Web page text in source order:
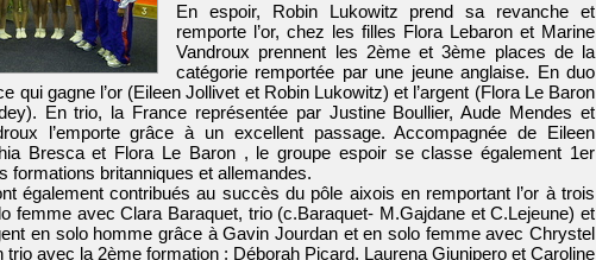
En espoir, Robin Lukowitz prend sa revanche et
remporte l’or, chez les filles Flora Lebaron et Marine
Vandroux prennent les 2ème et 3ème places de la
catégorie remportée par une jeune anglaise. En duo
qui gagne l’or (Eileen Jollivet et Robin Lukowitz) et l’argent (Flora Le Baron
En trio, la France représentée par Justine Boullier, Aude Mendes et
l’emporte grâce à un excellent passage. Accompagnée de Eileen
Bresca et Flora Le Baron , le groupe espoir se classe également 1er
formations britanniques et allemandes.
également contribués au succès du pôle aixois en remportant l’or à trois
femme avec Clara Baraquet, trio (c.Baraquet- M.Gajdane et C.Lejeune) et
en solo homme grâce à Gavin Jourdan et en solo femme avec Chrystel
trio avec la 2ème formation : Déborah Picard, Laurena Giunipero et Caroline